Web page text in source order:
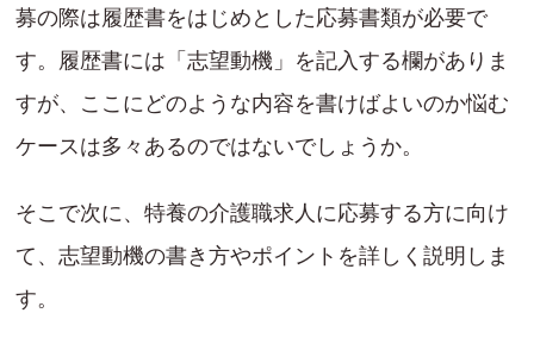
募の際は履歴書をはじめとした応募書類が必要で
す。履歴書には「志望動機」を記入する欄がありま
すが、ここにどのような内容を書けばよいのか悩む
ケースは多々あるのではないでしょうか。
そこで次に、特養の介護職求人に応募する方に向け
て、志望動機の書き方やポイントを詳しく説明しま
す。